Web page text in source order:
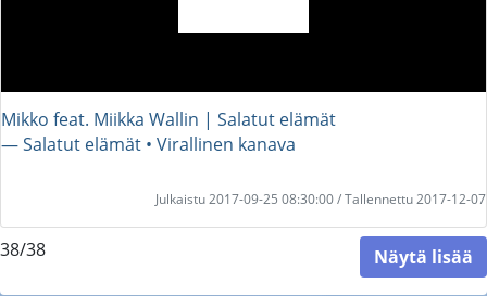
Mikko feat. Miikka Wallin | Salatut elämät
― Salatut elämät • Virallinen kanava
Julkaistu 2017-09-25 08:30:00 / Tallennettu 2017-12-07
38/38 Näytä lisää